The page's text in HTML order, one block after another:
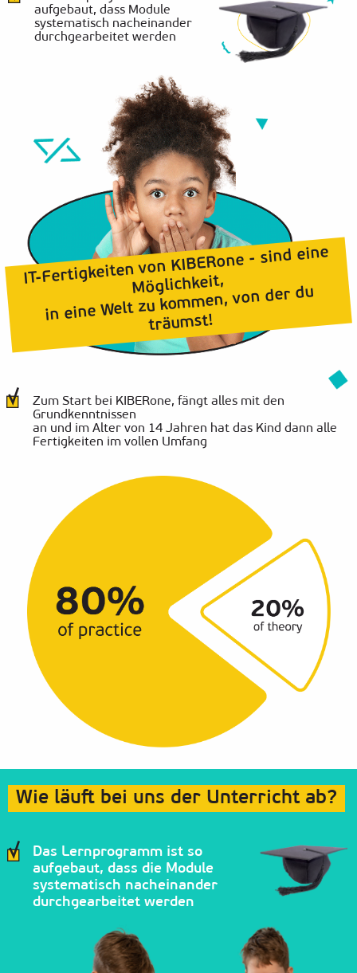
aufgebaut, dass Module
systematisch nacheinander
durchgearbeitet werden
IT-Fertigkeiten von KIBERone - sind eine
Möglichkeit,
in eine Welt zu kommen, von der du
träumst!
Zum Start bei KIBERone, fängt alles mit den
Grundkenntnissen
an und im Alter von 14 Jahren hat das Kind dann alle
Fertigkeiten im vollen Umfang
Wie läuft bei uns der Unterricht ab?
Das Lernprogramm ist so
aufgebaut, dass die Module
systematisch nacheinander
durchgearbeitet werden